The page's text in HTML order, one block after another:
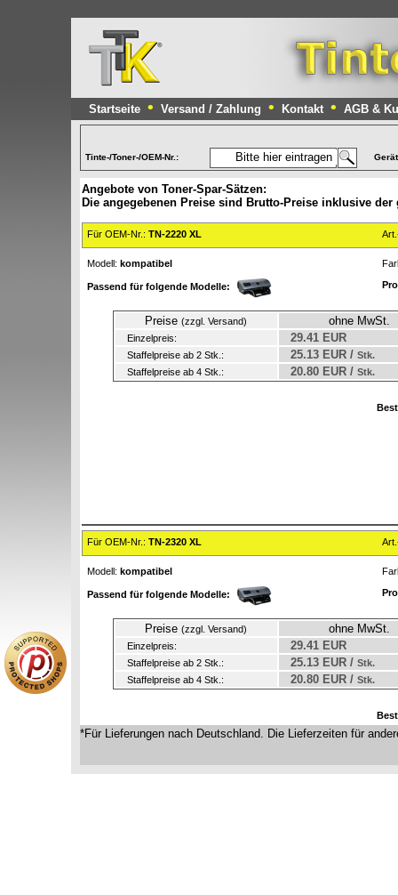
Startseite • Versand / Zahlung • Kontakt • AGB &
Tinte-/Toner-/OEM-Nr.: